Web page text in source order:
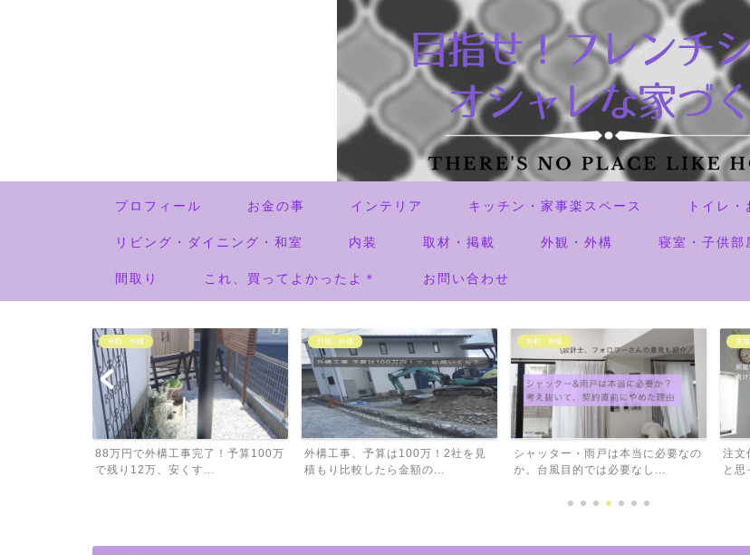
プロフィール お金の事 インテリア キッチン・家事楽スペース トイレ
リビング・ダイニング・和室 内装 取材・掲載 外観・外構 寝室・子供部
間取り これ、買ってよかったよ＊ お問い合わせ
外観・外構
88万円で外構工事完了！予算100万
で残り12万、安くす...
外観・外構
外構工事、予算は100万！2社を見
積もり比較したら金額の...
外観・外構
シャッター・雨戸は本当に必要なの
か。台風目的では必要なし...
失
注文
と思